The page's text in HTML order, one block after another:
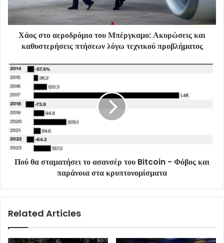
Χάος στο αεροδρόμιο του Μπέργκαμο: Ακυρώσεις και
καθυστερήσεις πτήσεων λόγω τεχνικού προβλήματος
Πού θα σταματήσει το ασανσέρ του Bitcoin - Φόβος και
παράνοια στα κρυπτονομίσματα
Related Articles